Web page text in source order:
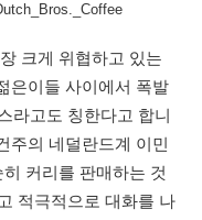
크게 위협하고 있는
은이들 사이에서 폭발
라고도 칭한다고 합니
주의 네덜란드계 이민
커리를 판매하는 것
적극적으로 대화를 나